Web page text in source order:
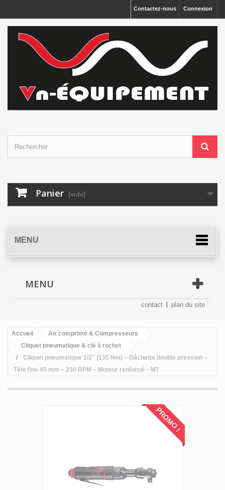
Connexion
Contactez-nous
Panier (vide)
MENU
MENU
contact plan du site
Accueil
Air comprimé & Compresseurs
Cliquet pneumatique & clé à rochet
Cliquet pneumatique 1/2" (135 Nm) – Gâchette double pression –
Tête fine 45 mm – 250 RPM – Moteur renforcé – M7
PROMO !